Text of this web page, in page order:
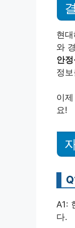
현
와
안
정
이
요!
A1:
다.